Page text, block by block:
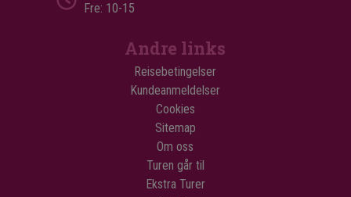
Fre: 10-15
Andre links
Reisebetingelser
Kundeanmeldelser
Cookies
Sitemap
Om oss
Turen går til
Ekstra Turer